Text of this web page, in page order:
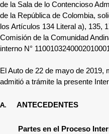
de la Sala de lo Contencioso
de la República de Colombia,
los Artículos 134 Literal a), 135,
Comisión de la Comunidad
interno N°
El Auto de 22 de mayo de 2019,
admitió a trámite la presente
A. ANTECEDENTES
Partes en el Proceso